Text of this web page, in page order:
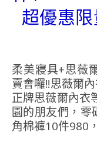
超優惠
柔美寢具+思薇爾內衣來到桃園楊梅舉辦聯合特
賣會囉!!思薇爾
正牌思薇爾內衣
園的朋友們，零
角棉褲10件980